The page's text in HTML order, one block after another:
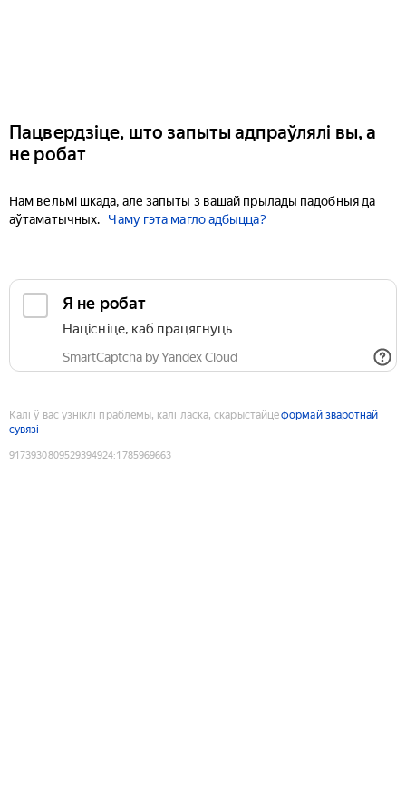
Пацвердзіце, што запыты адпраўлялі вы, а
не робат
Нам вельмі шкада, але запыты з вашай прылады падобныя да
аўтаматычных.
Чаму гэта магло адбыцца?
Я не робат
Націсніце, каб працягнуць
SmartCaptcha by Yandex Cloud
Калі ў вас узніклі праблемы, калі ласка, скарыстайцеформай зваротнай
сувязі
9173930809529394924:1785969663